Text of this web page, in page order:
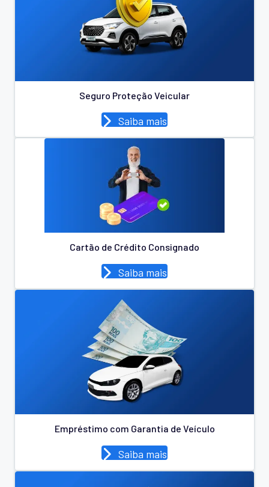
Seguro Proteção Veicular
Saiba mais
Cartão de Crédito Consignado
Saiba mais
Empréstimo com Garantia de Veículo
Saiba mais